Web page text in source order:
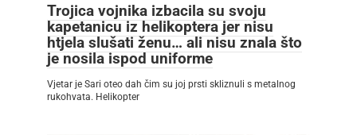
Trojica vojnika izbacila su svoju
kapetanicu iz helikoptera jer nisu
htjela slušati ženu… ali nisu znala što
je nosila ispod uniforme
Vjetar je Sari oteo dah čim su joj prsti skliznuli s metalnog
rukohvata. Helikopter